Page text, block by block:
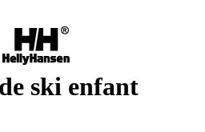
ski enfant